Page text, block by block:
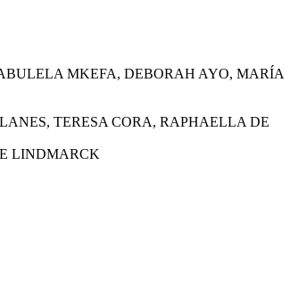
MKEFA, DEBORAH AYO, MARÍA
TERESA CORA, RAPHAELLA DE
LINDMARCK